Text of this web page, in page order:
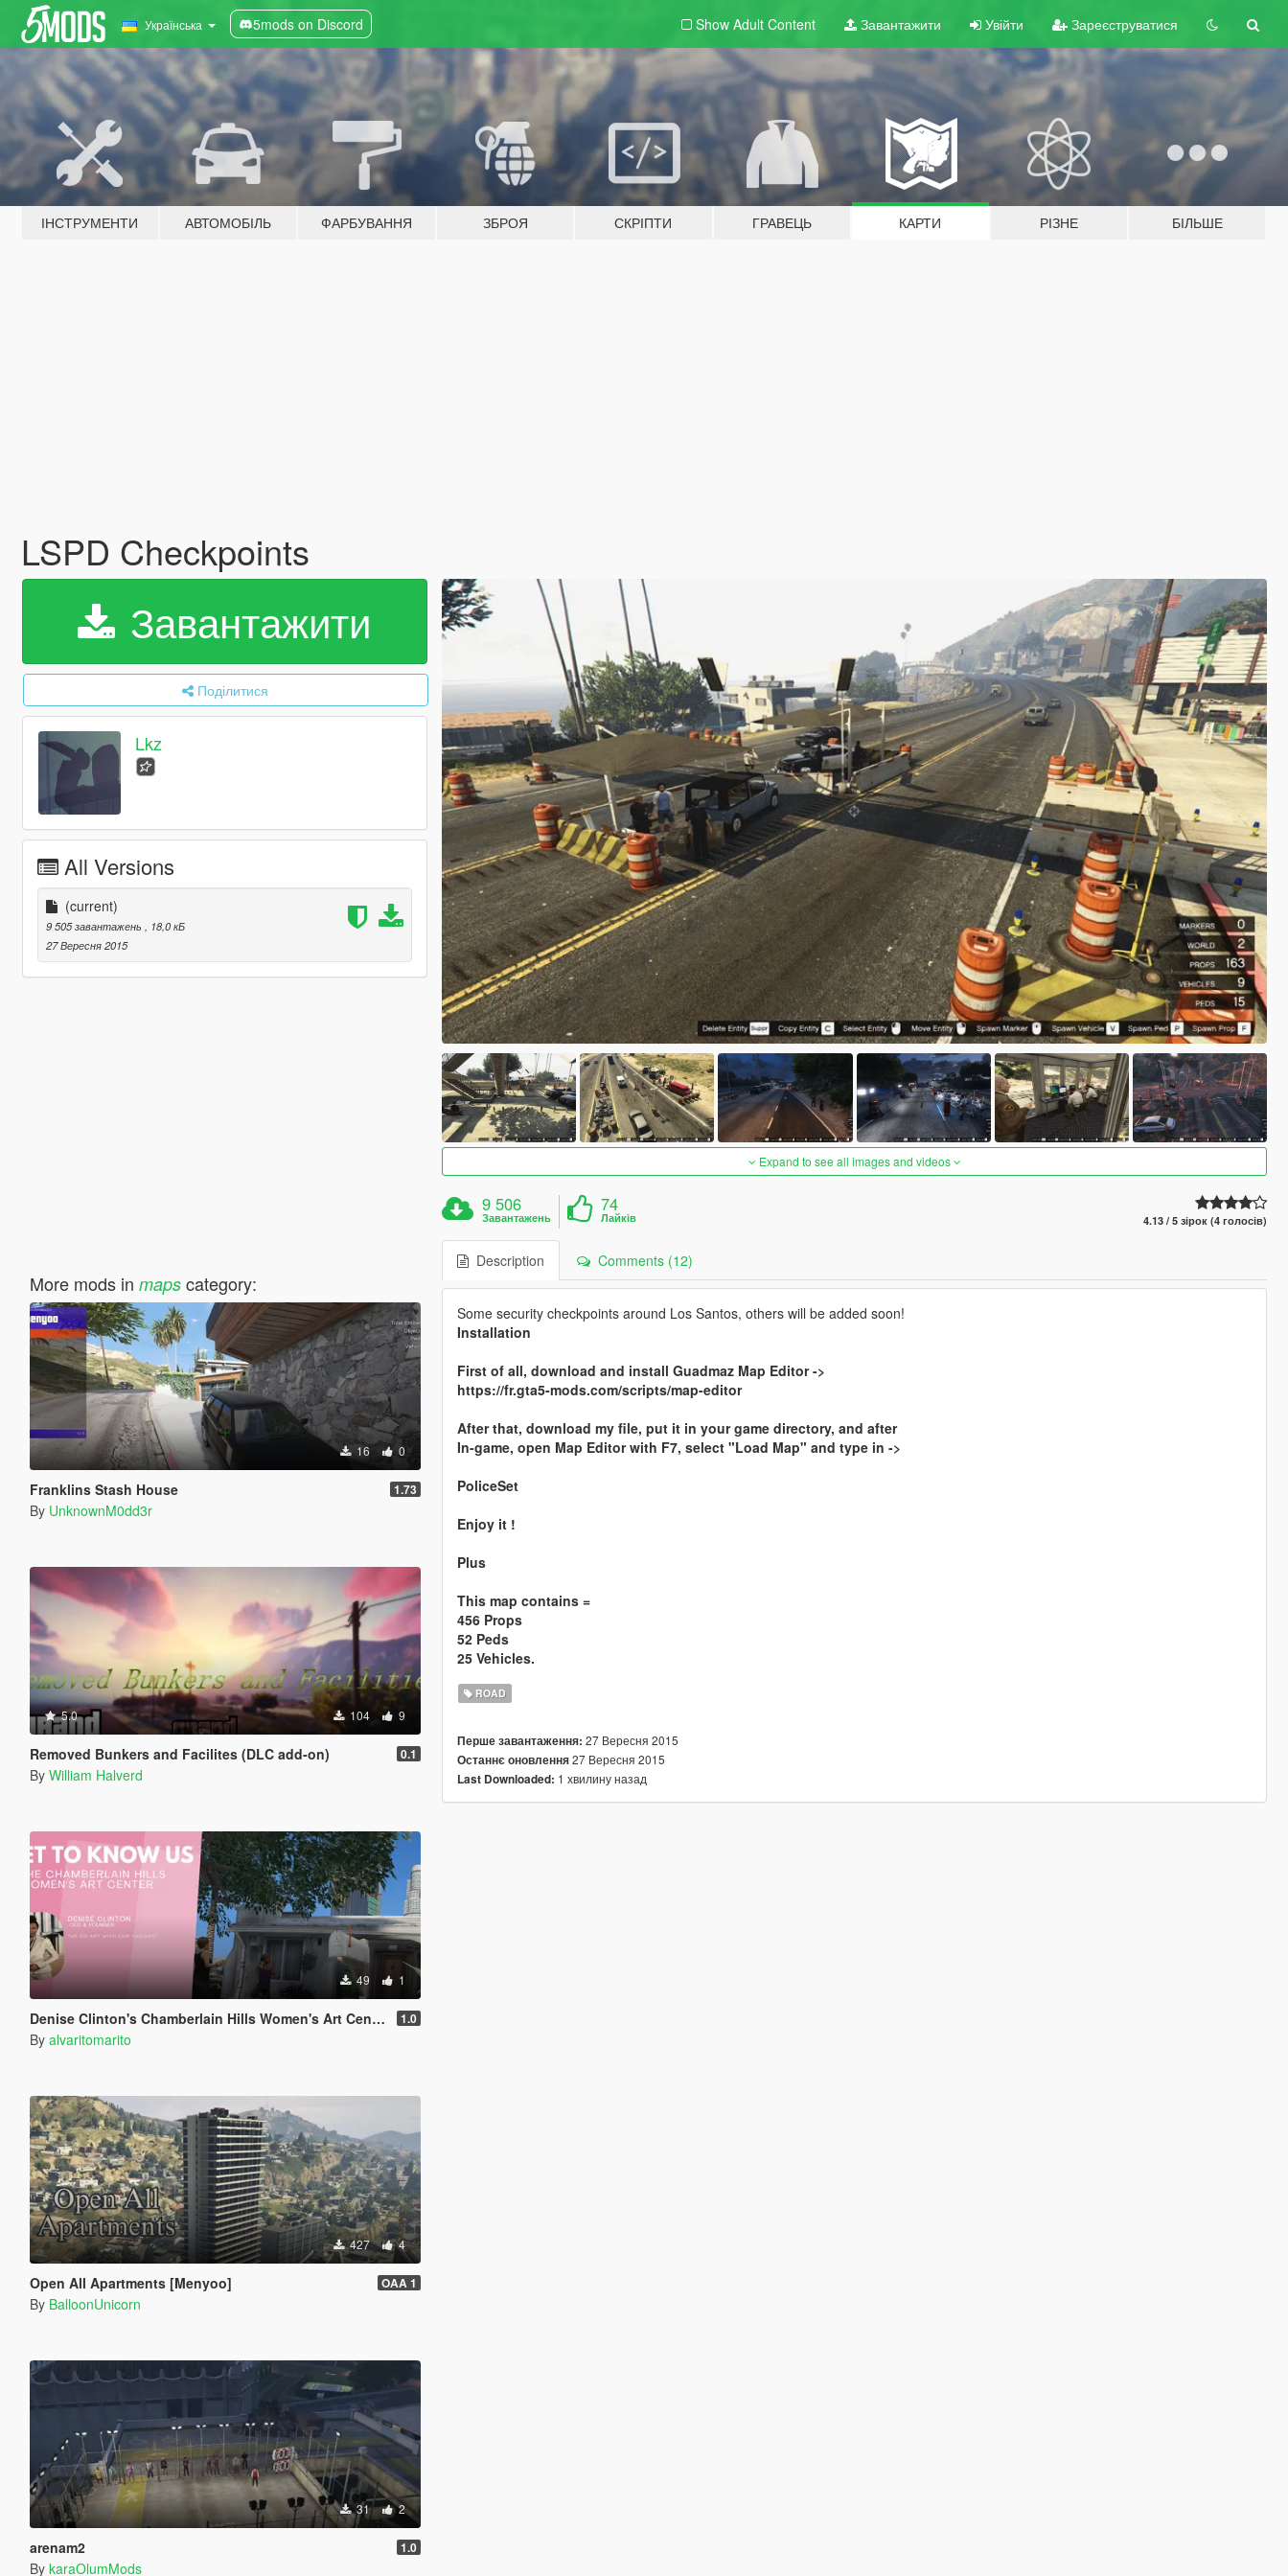
Українська 5mods on Discord Show Adult Content Завантажити Увійти Зареєструватися
ІНСТРУМЕНТИ АВТОМОБІЛЬ ФАРБУВАННЯ ЗБРОЯ СКРІПТИ ГРАВЕЦЬ КАРТИ РІЗНЕ БІЛЬШЕ
LSPD Checkpoints
Завантажити
Поділитися
Lkz
All Versions
(current)
9 505 завантажень
, 18,0 кБ
27 Вересня 2015
More mods in mapscategory:
16 0
Franklins Stash House 1.73
By UnknownM0dd3r
5.0 104 9
Removed Bunkers and Facilites (DLC add-on) 0.1
By William Halverd
49 1
Denise Clinton's Chamberlain Hills Women's Art Center 1.0
By alvaritomarito
427 4
Open All Apartments [Menyoo] OAA 1
By BalloonUnicorn
31 2
arenam2 1.0
By karaOlumMods
Expand to see all images and videos
9 506
Завантажень
74
Лайків 4.13 / 5 зірок (4 голосів)
Description Comments (12)
Some security checkpoints around Los Santos, others will be added soon!
Installation
First of all, download and install Guadmaz Map Editor ->
https://fr.gta5-mods.com/scripts/map-editor
After that, download my file, put it in your game directory, and after
In-game, open Map Editor with F7, select "Load Map" and type in ->
PoliceSet
Enjoy it !
Plus
This map contains =
456 Props
52 Peds
25 Vehicles.
ROAD
Перше завантаження: 27 Вересня 2015
Останнє оновлення27 Вересня 2015
Last Downloaded: 1 хвилину назад